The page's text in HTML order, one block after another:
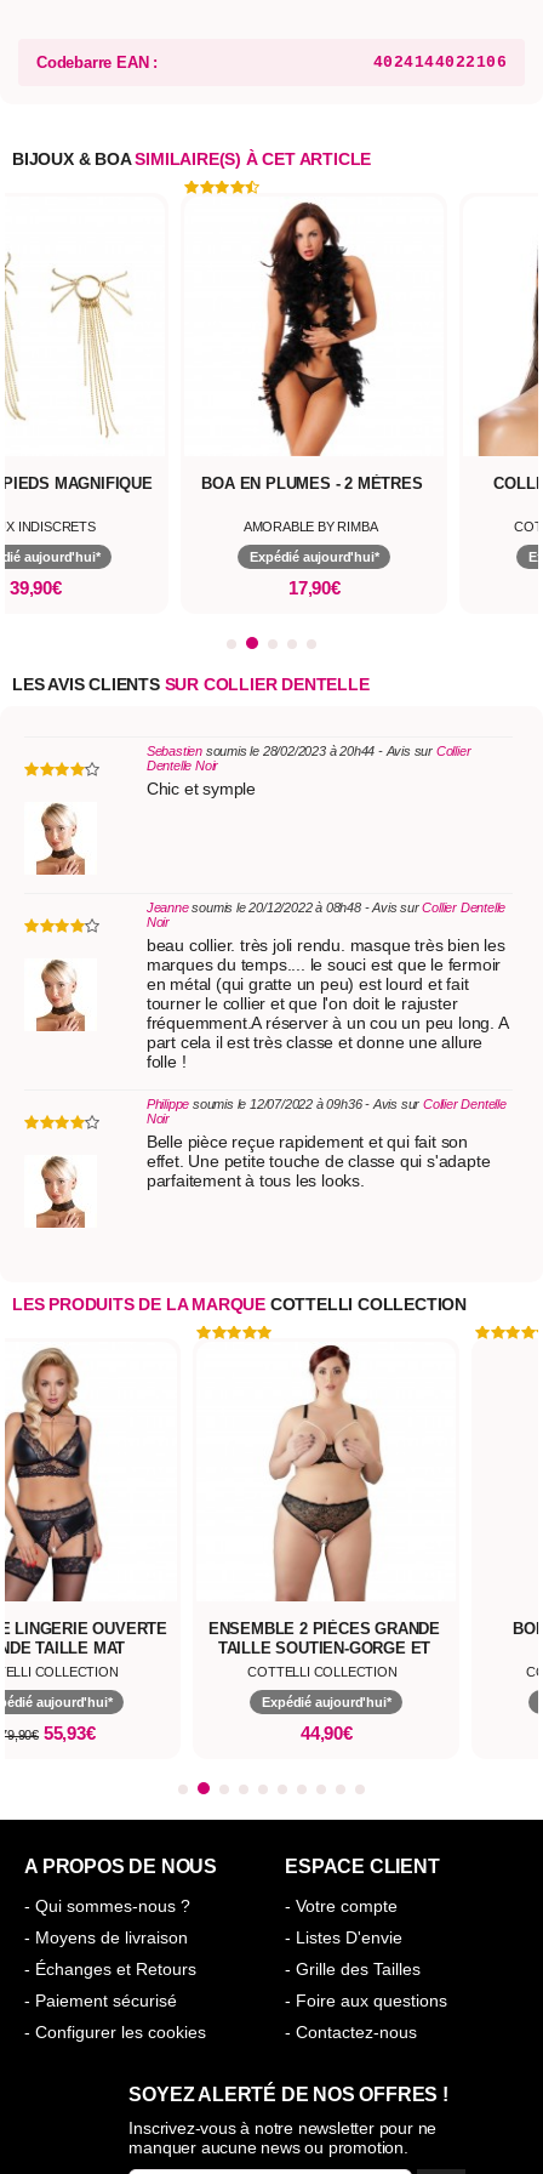
Codebarre EAN : 4024144022106
BIJOUX & BOASIMILAIRE(S) À CET ARTICLE
MAGNIFIQUE
INDISCRETS
aujourd'hui*
39,90€
BOA EN PLUMES - 2 MÈTRES
AMORABLE BY RIMBA
Expédié aujourd'hui*
17,90€
LES AVIS CLIENTSSUR COLLIER DENTELLE
Sebastiensoumis le 28/02/2023 à 20h44 - Avis sur Collier
Dentelle Noir
Chic et symple
Jeannesoumis le 20/12/2022 à 08h48 - Avis surCollier Dentelle
Noir
beau collier. très joli rendu. masque très bien les
marques du temps.... le souci est que le fermoir
en métal (qui gratte un peu) est lourd et fait
tourner le collier et que l'on doit le rajuster
fréquemment.A réserver à un cou un peu long. A
part cela il est très classe et donne une allure
folle !
Philippe soumis le 12/07/2022 à 09h36 - Avis sur Collier Dentelle
Noir
Belle pièce reçue rapidement et qui fait son
effet. Une petite touche de classe qui s'adapte
parfaitement à tous les looks.
LES PRODUITS DE LA MARQUE COTTELLI COLLECTION
LINGERIE OUVERTE
TAILLE MAT
COLLECTION
aujourd'hui*
79,90€ 55,93€
ENSEMBLE 2 PIÈCES GRANDE
TAILLE SOUTIEN-GORGE ET
STRING PERLES OUVERTS
COTTELLI COLLECTION
Expédié aujourd'hui*
44,90€
A PROPOS DE NOUS
- Qui sommes-nous ?
- Moyens de livraison
- Échanges et Retours
- Paiement sécurisé
- Configurer les cookies
ESPACE CLIENT
- Votre compte
- Listes D'envie
- Grille des Tailles
- Foire aux questions
- Contactez-nous
SOYEZ ALERTÉ DE NOS OFFRES !
Inscrivez-vous à notre newsletter pour ne
manquer aucune news ou promotion.